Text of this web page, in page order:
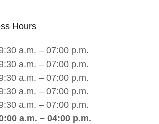
Hours
a.m. – 07:00 p.m.
a.m. – 07:00 p.m.
a.m. – 07:00 p.m.
a.m. – 07:00 p.m.
a.m. – 07:00 p.m.
a.m. – 04:00 p.m.